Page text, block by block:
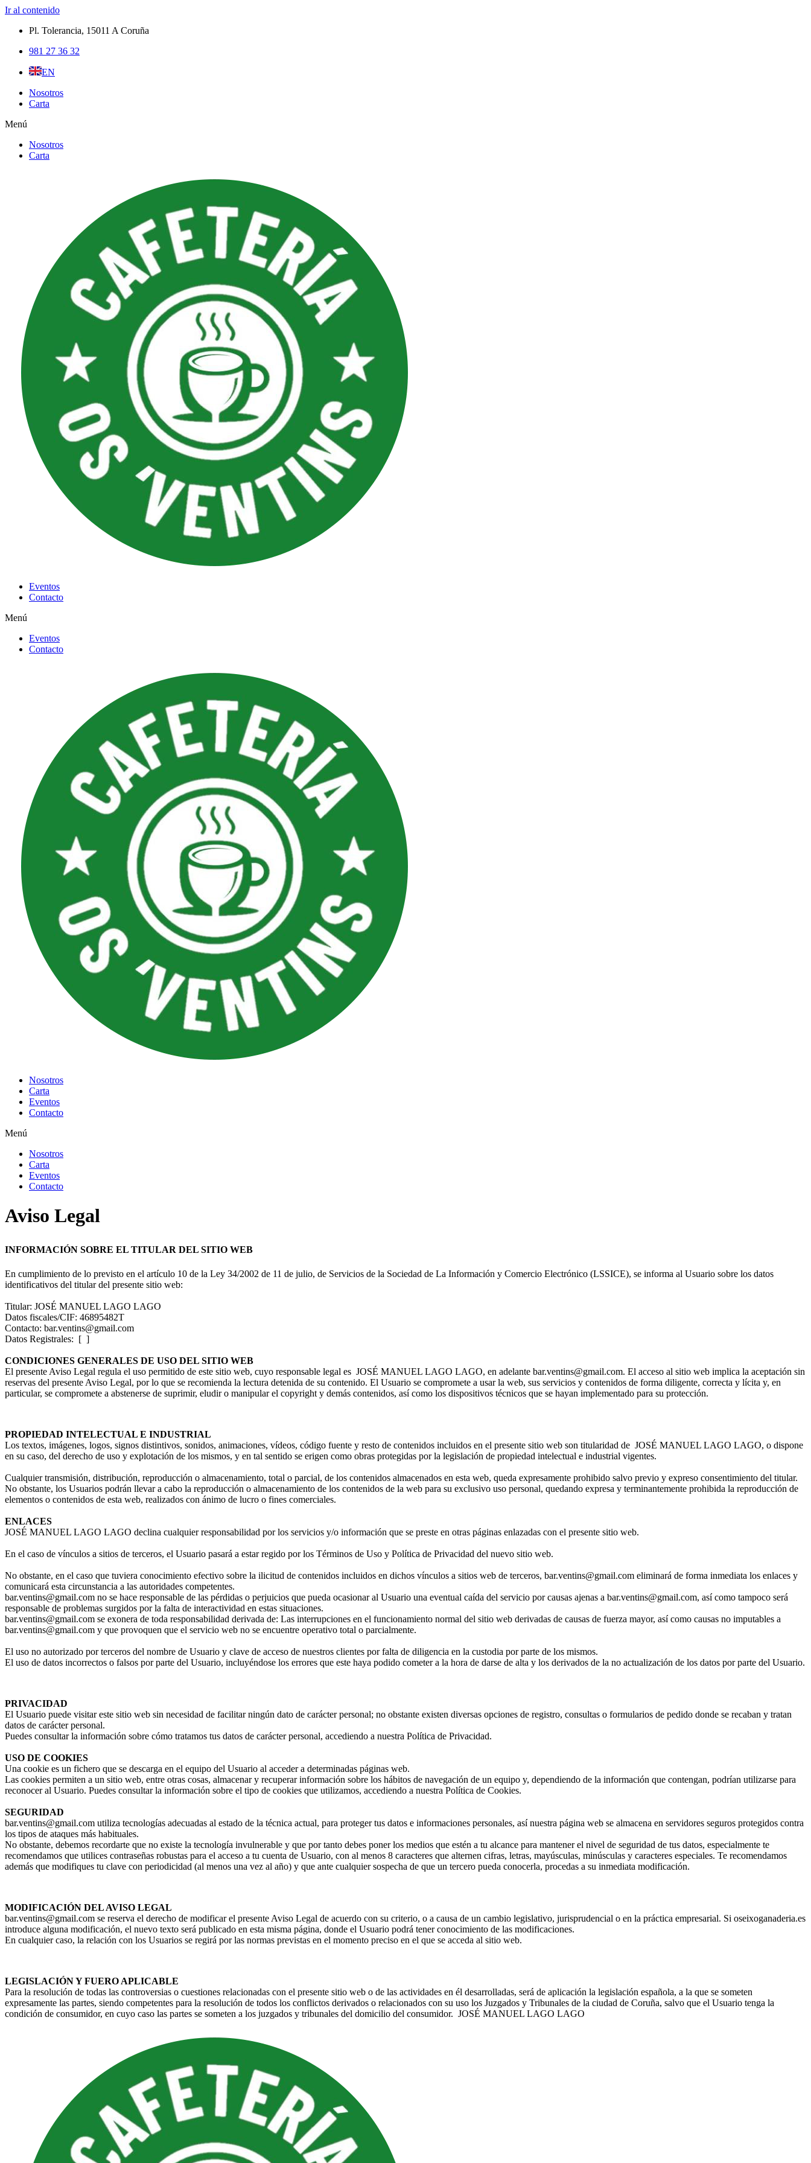
Ir al contenido
Pl. Tolerancia, 15011 A Coruña​
981 27 36 32
EN
Nosotros
Carta
Menú
Nosotros
Carta
Eventos
Contacto
Menú
Eventos
Contacto
Nosotros
Carta
Eventos
Contacto
Menú
Nosotros
Carta
Eventos
Contacto
Aviso Legal
INFORMACIÓN SOBRE EL TITULAR DEL SITIO WEB
En cumplimiento de lo previsto en el artículo 10 de la Ley 34/2002 de 11 de julio, de Servicios de la Sociedad de La Información y Comercio Electrónico (LSSICE), se informa al Usuario sobre los datos
identificativos del titular del presente sitio web:
Titular: JOSÉ MANUEL LAGO LAGO
Datos fiscales/CIF: 46895482T
Contacto: bar.ventins@gmail.com
Datos Registrales: [ ]
CONDICIONES GENERALES DE USO DEL SITIO WEB
El presente Aviso Legal regula el uso permitido de este sitio web, cuyo responsable legal es JOSÉ MANUEL LAGO LAGO, en adelante bar.ventins@gmail.com. El acceso al sitio web implica la aceptación sin
reservas del presente Aviso Legal, por lo que se recomienda la lectura detenida de su contenido. El Usuario se compromete a usar la web, sus servicios y contenidos de forma diligente, correcta y lícita y, en
particular, se compromete a abstenerse de suprimir, eludir o manipular el copyright y demás contenidos, así como los dispositivos técnicos que se hayan implementado para su protección.
PROPIEDAD INTELECTUAL E INDUSTRIAL
Los textos, imágenes, logos, signos distintivos, sonidos, animaciones, vídeos, código fuente y resto de contenidos incluidos en el presente sitio web son titularidad de JOSÉ MANUEL LAGO LAGO, o dispone
en su caso, del derecho de uso y explotación de los mismos, y en tal sentido se erigen como obras protegidas por la legislación de propiedad intelectual e industrial vigentes.
Cualquier transmisión, distribución, reproducción o almacenamiento, total o parcial, de los contenidos almacenados en esta web, queda expresamente prohibido salvo previo y expreso consentimiento del titular.
No obstante, los Usuarios podrán llevar a cabo la reproducción o almacenamiento de los contenidos de la web para su exclusivo uso personal, quedando expresa y terminantemente prohibida la reproducción de
elementos o contenidos de esta web, realizados con ánimo de lucro o fines comerciales.
ENLACES
JOSÉ MANUEL LAGO LAGO declina cualquier responsabilidad por los servicios y/o información que se preste en otras páginas enlazadas con el presente sitio web.
En el caso de vínculos a sitios de terceros, el Usuario pasará a estar regido por los Términos de Uso y Política de Privacidad del nuevo sitio web.
No obstante, en el caso que tuviera conocimiento efectivo sobre la ilicitud de contenidos incluidos en dichos vínculos a sitios web de terceros, bar.ventins@gmail.com eliminará de forma inmediata los enlaces y
comunicará esta circunstancia a las autoridades competentes.
bar.ventins@gmail.com no se hace responsable de las pérdidas o perjuicios que pueda ocasionar al Usuario una eventual caída del servicio por causas ajenas a bar.ventins@gmail.com, así como tampoco será
responsable de problemas surgidos por la falta de interactividad en estas situaciones.
bar.ventins@gmail.com se exonera de toda responsabilidad derivada de: Las interrupciones en el funcionamiento normal del sitio web derivadas de causas de fuerza mayor, así como causas no imputables a
bar.ventins@gmail.com y que provoquen que el servicio web no se encuentre operativo total o parcialmente.
El uso no autorizado por terceros del nombre de Usuario y clave de acceso de nuestros clientes por falta de diligencia en la custodia por parte de los mismos.
El uso de datos incorrectos o falsos por parte del Usuario, incluyéndose los errores que este haya podido cometer a la hora de darse de alta y los derivados de la no actualización de los datos por parte del Usuario.
PRIVACIDAD
El Usuario puede visitar este sitio web sin necesidad de facilitar ningún dato de carácter personal; no obstante existen diversas opciones de registro, consultas o formularios de pedido donde se recaban y tratan
datos de carácter personal.
Puedes consultar la información sobre cómo tratamos tus datos de carácter personal, accediendo a nuestra Política de Privacidad.
USO DE COOKIES
Una cookie es un fichero que se descarga en el equipo del Usuario al acceder a determinadas páginas web.
Las cookies permiten a un sitio web, entre otras cosas, almacenar y recuperar información sobre los hábitos de navegación de un equipo y, dependiendo de la información que contengan, podrían utilizarse para
reconocer al Usuario. Puedes consultar la información sobre el tipo de cookies que utilizamos, accediendo a nuestra Política de Cookies.
SEGURIDAD
bar.ventins@gmail.com utiliza tecnologías adecuadas al estado de la técnica actual, para proteger tus datos e informaciones personales, así nuestra página web se almacena en servidores seguros protegidos contra
los tipos de ataques más habituales.
No obstante, debemos recordarte que no existe la tecnología invulnerable y que por tanto debes poner los medios que estén a tu alcance para mantener el nivel de seguridad de tus datos, especialmente te
recomendamos que utilices contraseñas robustas para el acceso a tu cuenta de Usuario, con al menos 8 caracteres que alternen cifras, letras, mayúsculas, minúsculas y caracteres especiales. Te recomendamos
además que modifiques tu clave con periodicidad (al menos una vez al año) y que ante cualquier sospecha de que un tercero pueda conocerla, procedas a su inmediata modificación.
MODIFICACIÓN DEL AVISO LEGAL
bar.ventins@gmail.com se reserva el derecho de modificar el presente Aviso Legal de acuerdo con su criterio, o a causa de un cambio legislativo, jurisprudencial o en la práctica empresarial. Si oseixoganaderia.es
introduce alguna modificación, el nuevo texto será publicado en esta misma página, donde el Usuario podrá tener conocimiento de las modificaciones.
En cualquier caso, la relación con los Usuarios se regirá por las normas previstas en el momento preciso en el que se acceda al sitio web.
LEGISLACIÓN Y FUERO APLICABLE
Para la resolución de todas las controversias o cuestiones relacionadas con el presente sitio web o de las actividades en él desarrolladas, será de aplicación la legislación española, a la que se someten
expresamente las partes, siendo competentes para la resolución de todos los conflictos derivados o relacionados con su uso los Juzgados y Tribunales de la ciudad de Coruña, salvo que el Usuario tenga la
condición de consumidor, en cuyo caso las partes se someten a los juzgados y tribunales del domicilio del consumidor. JOSÉ MANUEL LAGO LAGO